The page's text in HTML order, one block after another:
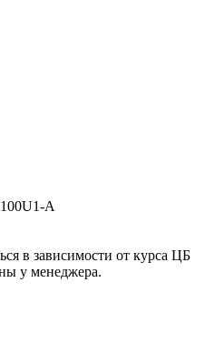
A
в зависимости от курса ЦБ
у менеджера.